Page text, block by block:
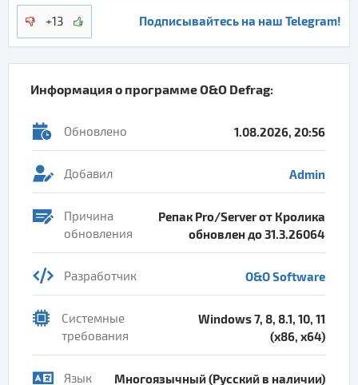
+13 Подписывайтесь на наш Telegram!
Информация о программеO&O Defrag:
Обновлено 1.08.2026, 20:56
Добавил Admin
Причина
обновления
Репак Pro/Server от Кролика
обновлен до 31.3.26064
Разработчик O&O Software
Системные
требования
Windows 7, 8, 8.1, 10, 11
(x86, x64)
Язык Многоязычный (Русский в наличии)